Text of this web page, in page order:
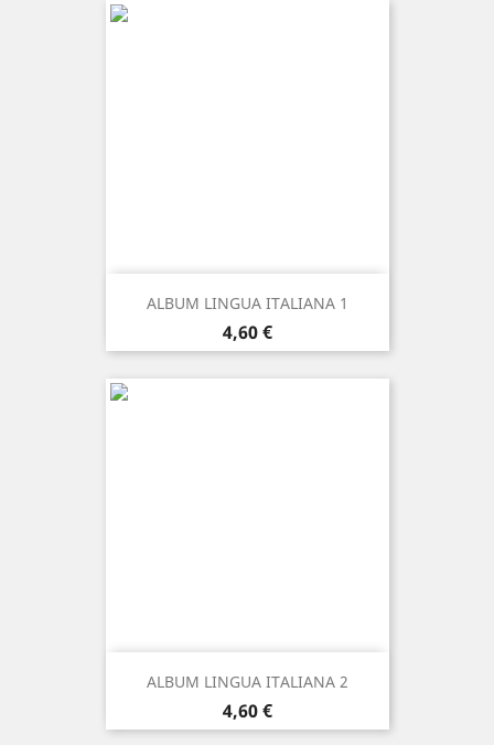
ALBUM LINGUA ITALIANA 1
Prezzo
4,60 €
ALBUM LINGUA ITALIANA 2
Prezzo
4,60 €